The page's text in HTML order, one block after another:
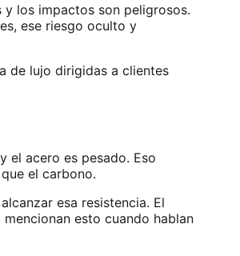
los impactos son peligrosos.
ese riesgo oculto y
de lujo dirigidas a clientes
el acero es pesado. Eso
el carbono.
esa resistencia. El
esto cuando hablan